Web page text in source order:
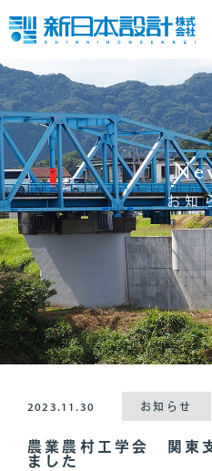
お知
2023.11.30 お知らせ
農業農村工学会 関東
ました